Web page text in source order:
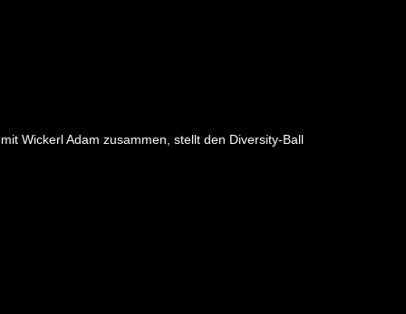
Wickerl Adam zusammen, stellt den Diversity-Ball